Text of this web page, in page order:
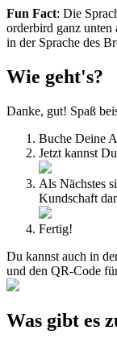
Fun Fact: Die
orderbird ganz unten
in der Sprache des
Wie geht's?
Danke, gut! Spaß
Buche Deine
Jetzt kannst Du
Als Nächstes
Kundschaft
Fertig!
Du kannst auch in
und den QR-Code fü
Was gibt es